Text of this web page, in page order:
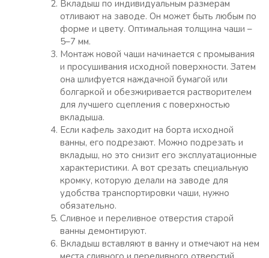
Вкладыш по индивидуальным размерам
отливают на заводе. Он может быть любым по
форме и цвету. Оптимальная толщина чаши –
5–7 мм.
Монтаж новой чаши начинается с промывания
и просушивания исходной поверхности. Затем
она шлифуется наждачной бумагой или
болгаркой и обезжиривается растворителем
для лучшего сцепления с поверхностью
вкладыша.
Если кафель заходит на борта исходной
ванны, его подрезают. Можно подрезать и
вкладыш, но это снизит его эксплуатационные
характеристики. А вот срезать специальную
кромку, которую делали на заводе для
удобства транспортировки чаши, нужно
обязательно.
Сливное и переливное отверстия старой
ванны демонтируют.
Вкладыш вставляют в ванну и отмечают на нем